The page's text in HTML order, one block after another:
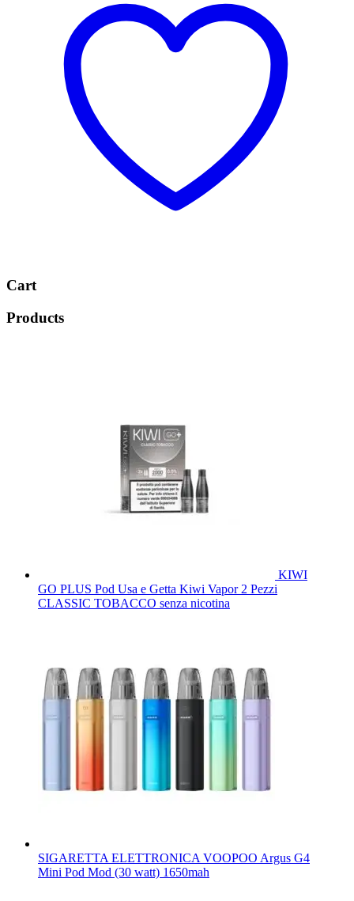
Cart
Products
KIWI
GO PLUS Pod Usa e Getta Kiwi Vapor 2 Pezzi
CLASSIC TOBACCO senza nicotina
SIGARETTA ELETTRONICA VOOPOO Argus G4
Mini Pod Mod (30 watt) 1650mah